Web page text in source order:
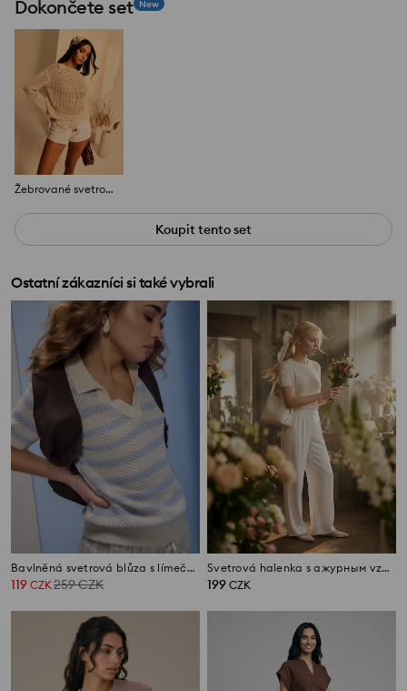
Dokončete set New
Žebrované svetrové šortky s ozdobným vázáním
Koupit tento set
Ostatní zákazníci si také vybrali
Bavlněná svetrová blůza s límečkem v pruzích
119 CZK259CZK
Svetrová halenka s ажурным vzorem a příměsí lnu
199 CZK